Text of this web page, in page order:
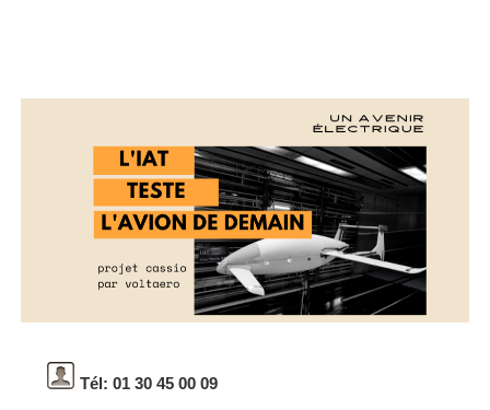
Tél: 01 30 45 00 09